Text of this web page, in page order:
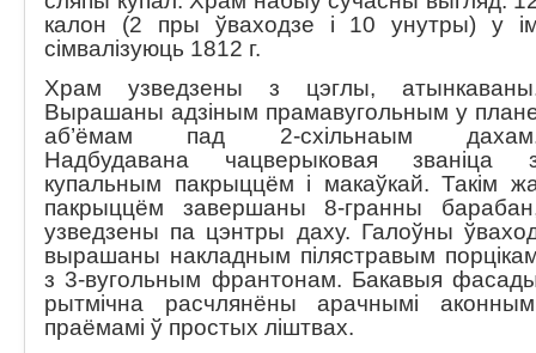
калон (2 пры ўваходзе і 10 унутры) у
сімвалізуюць 1812 г.
Храм узведзены з цэглы,
Вырашаны адзіным прамавугольным у
аб’ёмам пад 2-схільнаым
Надбудавана чацверыковая званіца
купальным пакрыццём і макаўкай. Такім
пакрыццём завершаны 8-гранны
узведзены па цэнтры даху. Галоўны
вырашаны накладным пілястравым
з 3-вугольным франтонам. Бакавыя
рытмічна расчлянёны арачнымі
праёмамі ў простых ліштвах.